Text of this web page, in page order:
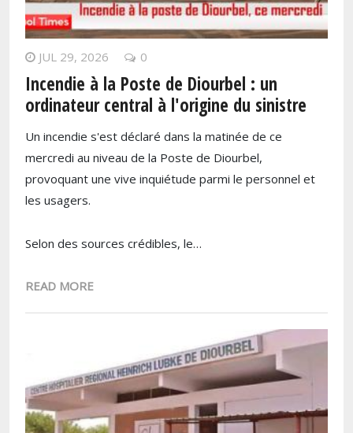
JUL 29, 2026 0
Incendie à la Poste de Diourbel : un
ordinateur central à l'origine du sinistre
Un incendie s'est déclaré dans la matinée de ce
mercredi au niveau de la Poste de Diourbel,
provoquant une vive inquiétude parmi le personnel et
les usagers.
Selon des sources crédibles, le…
READ MORE